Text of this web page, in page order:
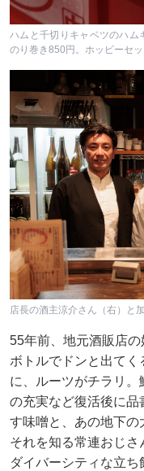
ハムと千切りキャベツのハ
のり巻き850円。ホッピーセッ
店長の酒主涼介さん（右）と
55年前、地元酒販店の
ボトルでドンと出て
に、ルーツがチラリ
の充実など復活後に
す味噌と、あの地下の
それを知る常連おじ
ダイバーシティな立ち